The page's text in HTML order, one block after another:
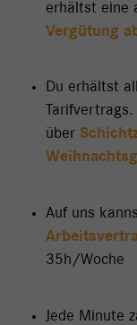
erhältst eine
Vergütung
Du erhältst
Tarifvertrags.
über
Auf uns
35h/Woche
Jede Minute